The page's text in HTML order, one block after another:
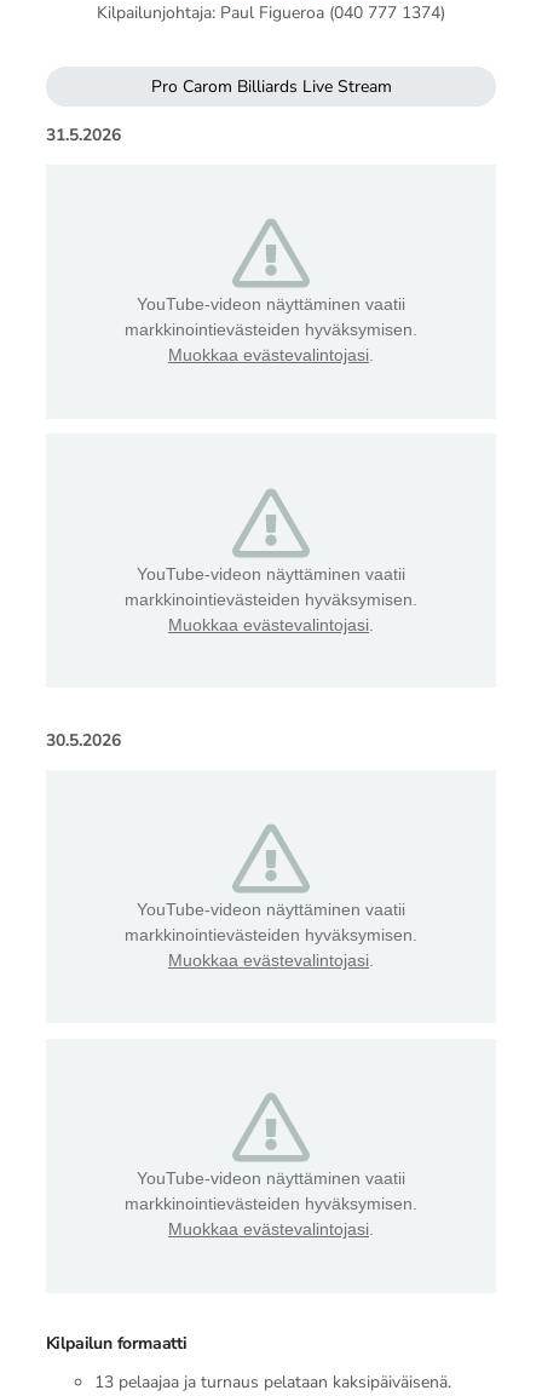
Kilpailunjohtaja: Paul Figueroa (040 777 1374)
Pro Carom Billiards Live Stream
31.5.2026
YouTube-videon näyttäminen vaatii
markkinointievästeiden hyväksymisen.
Muokkaa evästevalintojasi.
YouTube-videon näyttäminen vaatii
markkinointievästeiden hyväksymisen.
Muokkaa evästevalintojasi
30.5.2026
YouTube-videon näyttäminen vaatii
markkinointievästeiden hyväksymisen.
Muokkaa evästevalintojasi
YouTube-videon näyttäminen vaatii
markkinointievästeiden hyväksymisen.
Muokkaa evästevalintojasi.
Kilpailun formaatti
13 pelaajaa ja turnaus pelataan kaksipäiväisenä.